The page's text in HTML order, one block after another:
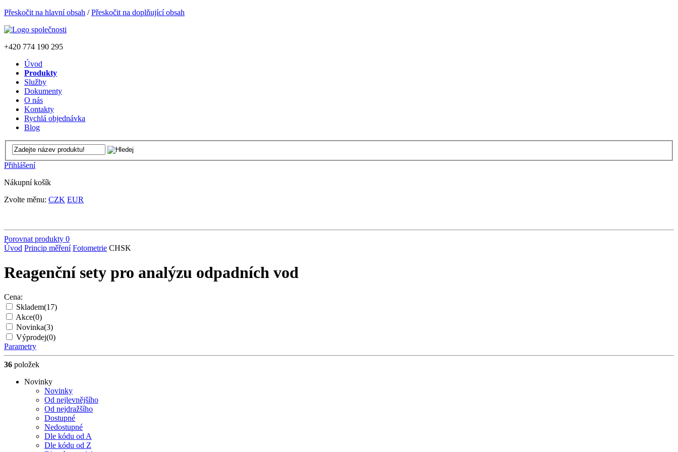
Přeskočit na hlavní obsah /Přeskočit na doplňující obsah
+420 774 190 295
Úvod
Produkty
Služby
Dokumenty
O nás
Kontakty
Rychlá objednávka
Blog
Přihlášení
Nákupní košík
Zvolte měnu: CZK EUR
Porovnat produkty 0
Úvod Princip měření Fotometrie CHSK
Reagenční sety pro analýzu odpadních vod
Cena:
Skladem(17)
Akce(0)
Novinka(3)
Výprodej(0)
Parametry
36 položek
Novinky
Novinky
Od nejlevnějšího
Od nejdražšího
Dostupné
Nedostupné
Dle kódu od A
Dle kódu od Z